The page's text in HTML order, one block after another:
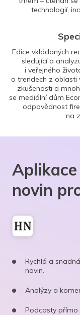
technologií,
Edice vkládaných
sledující a
i veřejného
o trendech z oblasti
zkušenosti a
se mediální dům
odpovědnost
na
novin
Rychlá a
novin.
Analýzy a
Podcasty přímo